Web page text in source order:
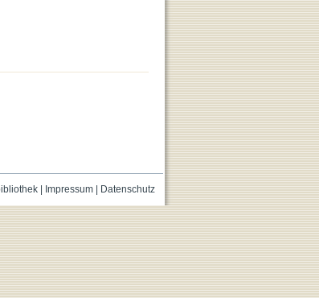
| Impressum| Datenschutz